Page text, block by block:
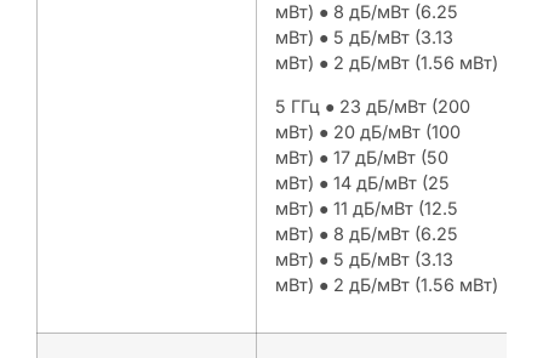
мВт) ● 8 дБ/мВт (6.25
мВт) ● 5 дБ/мВт (3.13
мВт) ● 2 дБ/мВт (1.56 мВт)
5 ГГц ● 23 дБ/мВт (200
мВт) ● 20 дБ/мВт (100
мВт) ● 17 дБ/мВт (50
мВт) ● 14 дБ/мВт (25
мВт) ● 11 дБ/мВт (12.5
мВт) ● 8 дБ/мВт (6.25
мВт) ● 5 дБ/мВт (3.13
мВт) ● 2 дБ/мВт (1.56 мВт)